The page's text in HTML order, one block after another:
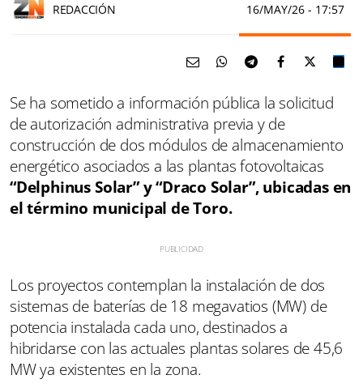
REDACCIÓN 16/MAY/26 - 17:57
Se ha sometido a información pública la solicitud
de autorización administrativa previa y de
construcción de dos módulos de almacenamiento
energético asociados a las plantas fotovoltaicas
“Delphinus Solar” y “Draco Solar”, ubicadas en
el término municipal de Toro.
Los proyectos contemplan la instalación de dos
sistemas de baterías de 18 megavatios (MW) de
potencia instalada cada uno, destinados a
hibridarse con las actuales plantas solares de 45,6
MW ya existentes en la zona.